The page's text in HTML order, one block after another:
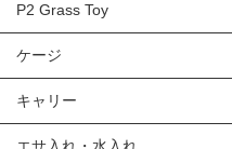
P2 Grass Toy
ケージ
キャリー